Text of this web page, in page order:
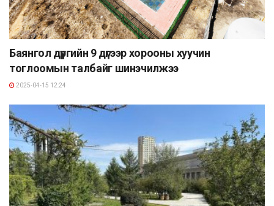
Баянгол дүүргийн 9 дүгээр хорооны хуучин
тоглоомын талбайг шинэчилжээ
2025-04-15 12:24